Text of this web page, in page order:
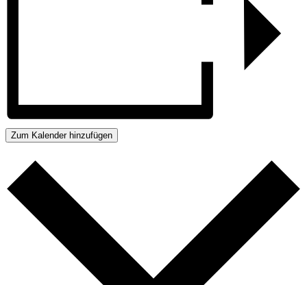
Zum Kalender hinzufügen